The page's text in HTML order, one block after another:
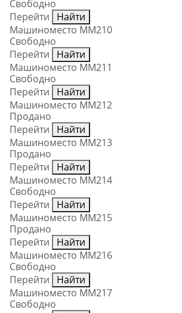
Свободно
Перейти
Найти
Машиноместо ММ210
Свободно
Перейти
Найти
Машиноместо ММ211
Свободно
Перейти
Найти
Машиноместо ММ212
Продано
Перейти
Найти
Машиноместо ММ213
Продано
Перейти
Найти
Машиноместо ММ214
Свободно
Перейти
Найти
Машиноместо ММ215
Продано
Перейти
Найти
Машиноместо ММ216
Свободно
Перейти
Найти
Машиноместо ММ217
Свободно